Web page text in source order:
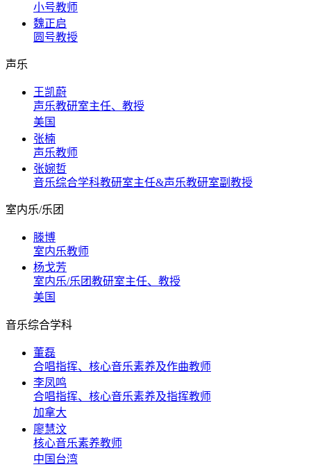
小号教师
魏正启
圆号教授
声乐
王凯蔚
声乐教研室主任、教授
美国
张楠
声乐教师
张婉哲
音乐综合学科教研室主任&声乐教研室副教授
室内乐/乐团
滕博
室内乐教师
杨戈芳
室内乐/乐团教研室主任、教授
美国
音乐综合学科
董磊
合唱指挥、核心音乐素养及作曲教师
李凤鸣
合唱指挥、核心音乐素养及指挥教师
加拿大
廖慧汶
核心音乐素养教师
中国台湾